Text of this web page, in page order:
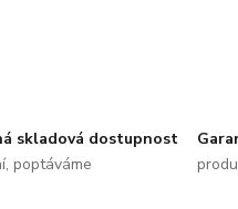
skladová dostupnost
poptáváme